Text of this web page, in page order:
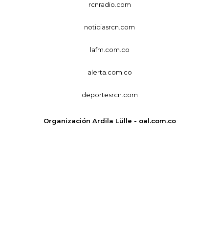
rcnradio.com
noticiasrcn.com
lafm.com.co
alerta.com.co
deportesrcn.com
Organización Ardila Lülle - oal.com.co